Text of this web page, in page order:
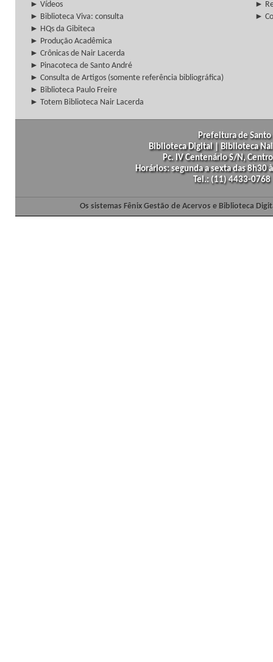
► Vídeos
►
► Biblioteca Viva: consulta
►
► HQs da Gibiteca
► Produção Acadêmica
► Crônicas de Nair Lacerda
► Pinacoteca de Santo André
► Consulta de Artigos (somente referência bibliográfica)
► Biblioteca Paulo Freire
► Totem Biblioteca Nair Lacerda
Prefeitura de
Biblioteca Digital | Biblioteca
Pc. IV Centenário S/N,
Horários: segunda a sexta das
Tel.: (11) 4433-
Os sistemas Fênix Gestão de Acervos e Biblioteca